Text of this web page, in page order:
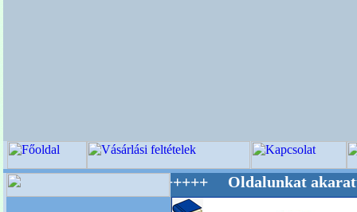
Mestere! +++++++ Oldalunkat akarattal